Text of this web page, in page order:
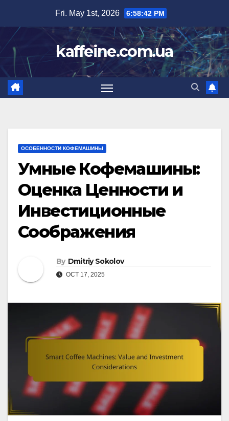
content
Fri. May 1st, 2026 6:58:43 PM
kaffeine.com.ua
ОСОБЕННОСТИ КОФЕМАШИНЫ
Умные Кофемашины:
Оценка Ценности и
Инвестиционные
Соображения
By Dmitriy Sokolov
OCT 17, 2025